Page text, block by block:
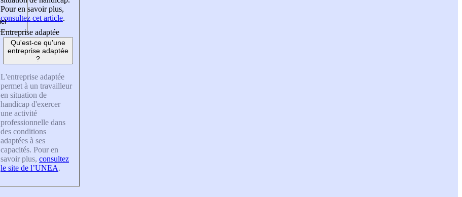
Pour en savoir plus,
consultez cet article.
Entreprise adaptée
Qu'est-ce qu'une
entreprise adaptée
?
L'entreprise adaptée
permet à un travailleur
en situation de
handicap d'exercer
une activité
professionnelle dans
des conditions
adaptées à ses
capacités. Pour en
savoir plus, consultez
le site de l’UNEA.